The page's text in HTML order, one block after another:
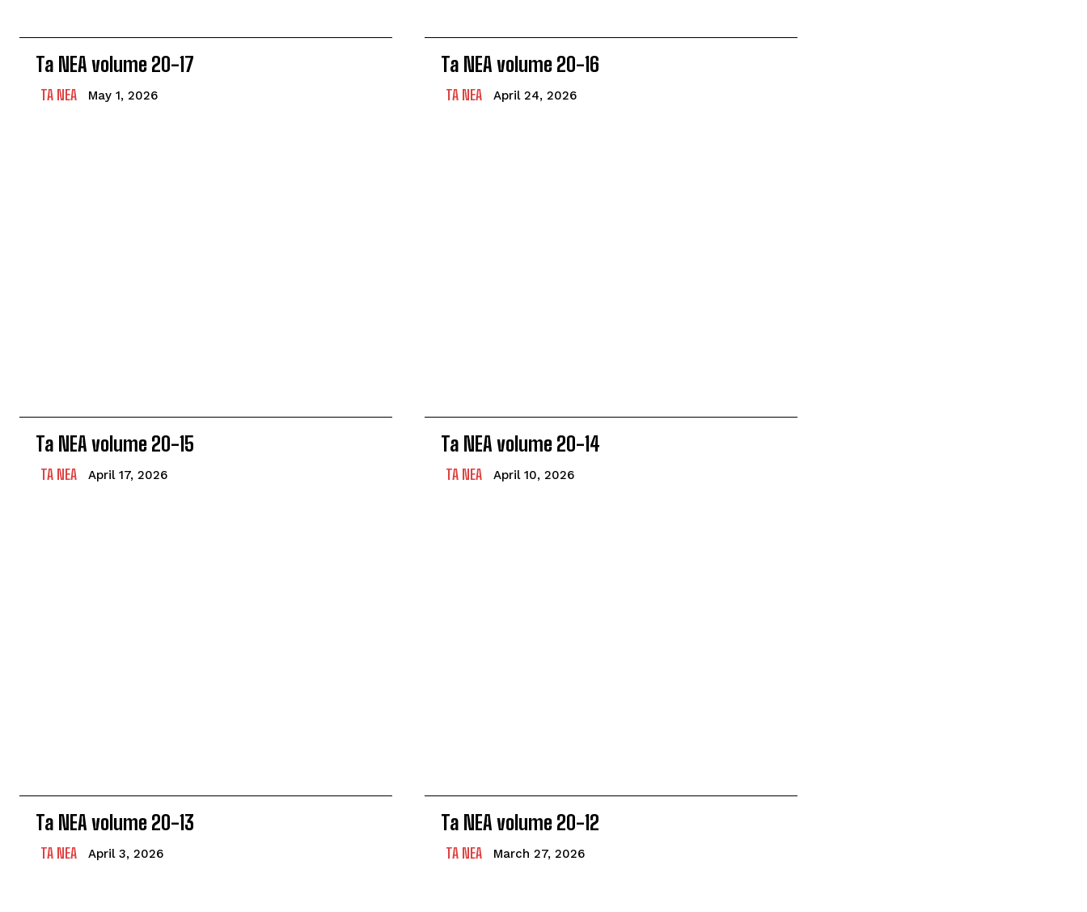
Ta NEA volume 20-17
TA NEA May 1, 2026
Ta NEA volume 20-16
TA NEA April 24, 2026
Ta NEA volume 20-15
TA NEA April 17, 2026
Ta NEA volume 20-14
TA NEA April 10, 2026
Ta NEA volume 20-13
TA NEA April 3, 2026
Ta NEA volume 20-12
TA NEA March 27, 2026